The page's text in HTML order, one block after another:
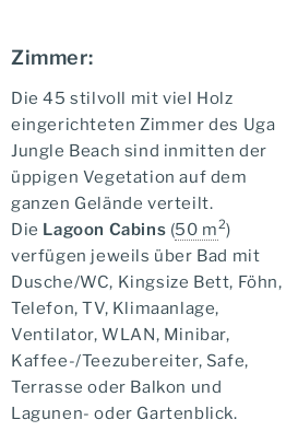
Zimmer:
Die 45 stilvoll mit viel Holz
eingerichteten Zimmer des Uga
Jungle Beach sind inmitten der
üppigen Vegetation auf dem
ganzen Gelände verteilt.
Die Lagoon Cabins (50 m2)
verfügen jeweils über Bad mit
Dusche/WC, Kingsize Bett, Föhn,
Telefon, TV, Klimaanlage,
Ventilator, WLAN, Minibar,
Kaffee-/Teezubereiter, Safe,
Terrasse oder Balkon und
Lagunen- oder Gartenblick.